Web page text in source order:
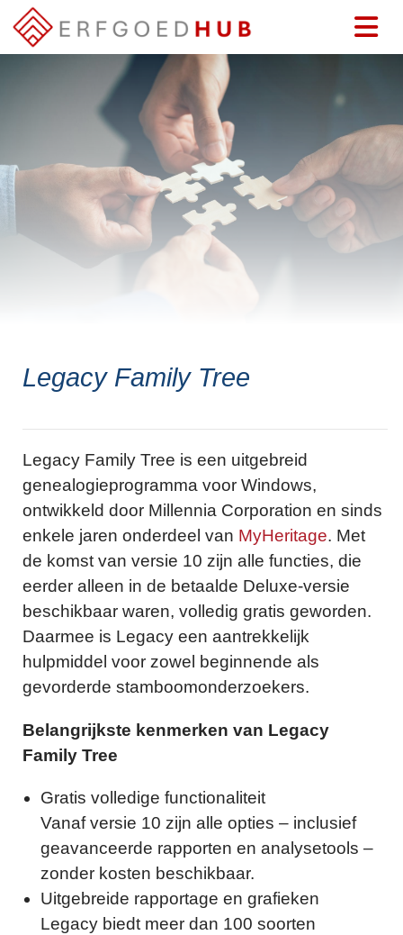
Legacy Family Tree
Legacy Family Tree is een uitgebreid
genealogieprogramma voor Windows,
ontwikkeld door Millennia Corporation en sinds
enkele jaren onderdeel van MyHeritage. Met
de komst van versie 10 zijn alle functies, die
eerder alleen in de betaalde Deluxe-versie
beschikbaar waren, volledig gratis geworden.
Daarmee is Legacy een aantrekkelijk
hulpmiddel voor zowel beginnende als
gevorderde stamboomonderzoekers.
Belangrijkste kenmerken van Legacy
Family Tree
Gratis volledige functionaliteit
Vanaf versie 10 zijn alle opties – inclusief
geavanceerde rapporten en analysetools –
zonder kosten beschikbaar.
Uitgebreide rapportage en grafieken
Legacy biedt meer dan 100 soorten